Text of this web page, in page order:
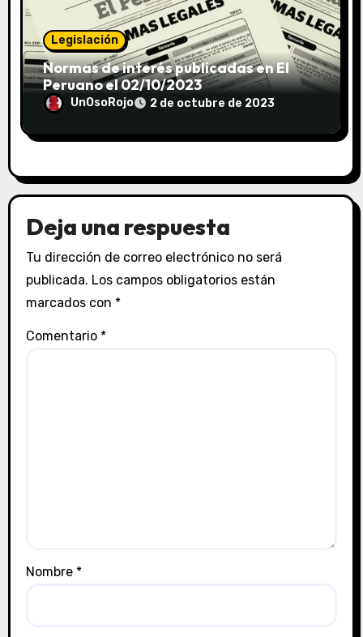
Legislación
Normas de interés publicadas en El
Peruano el 02/10/2023
UnOsoRojo 2 de octubre de 2023
Deja una respuesta
Tu dirección de correo electrónico no será
publicada. Los campos obligatorios están
marcados con *
Comentario *
Nombre *